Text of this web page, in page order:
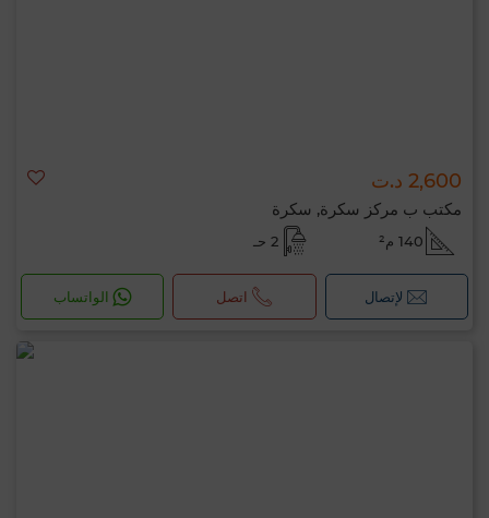
2,600 د.ت
مكتب ب مركز سكرة, سكرة
140 م² 2 حـ
لإتصال اتصل الواتساب